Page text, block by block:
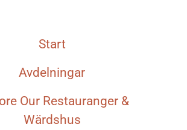
Start
Avdelningar
Our Restauranger &
Wärdshus